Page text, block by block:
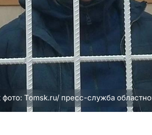
фото: Tomsk.ru/ пресс-служба